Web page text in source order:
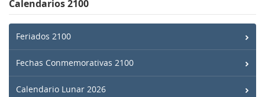
Calendarios 2100
Feriados 2100
Fechas Conmemorativas 2100
Calendario Lunar 2026